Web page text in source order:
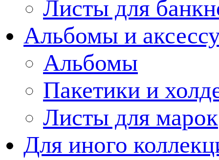
Листы для
Альбомы и
Альбомы
Пакетики и
Листы для марок
Для иного